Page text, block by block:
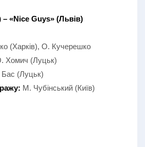
«Nice Guys» (Львів)
(Харків), О. Кучерешко
Хомич (Луцьк)
(Луцьк)
М. Чубінський (Київ)